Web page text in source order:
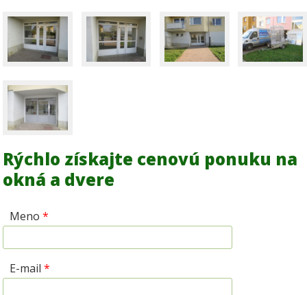
Rýchlo získajte cenovú ponuku na
okná a dvere
Meno*
E-mail*